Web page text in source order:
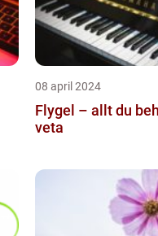
08 april 2024
Flygel – allt du
veta